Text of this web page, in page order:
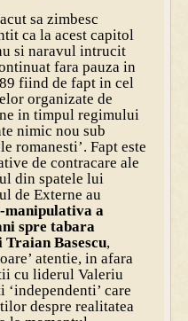
sa zimbesc
ca la acest capitol
si naravul intrucit
fara pauza in
fiind de fapt in cel
organizate de
in timpul regimului
nimic nou sub
romanesti’. Fapt este
de contracare ale
din spatele lui
de Externe au
manipulativa a
spre tabara
Basescu,
atentie, in afara
cu liderul Valeriu
care
despre realitatea